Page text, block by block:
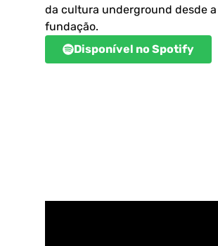
da cultura underground desde a
fundação.
Disponível no Spotify